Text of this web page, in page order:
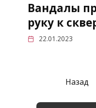
Вандалы
руку к
22.01.2023
Назад